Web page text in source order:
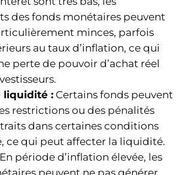
des fonds monétaires peuvent
minces, parfois
au taux d’inflation, ce qui
perte de pouvoir d’achat réel
liquidité : Certains fonds peuvent
restrictions ou des pénalités
dans certaines conditions
ce qui peut affecter la liquidité.
En période d’inflation élevée, les
peuvent ne pas générer